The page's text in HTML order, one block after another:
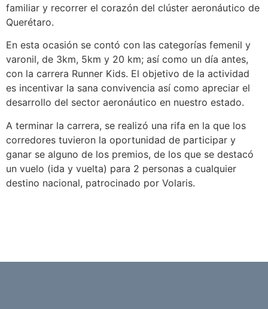
familiar y recorrer el corazón del clúster aeronáutico de
Querétaro.
En esta ocasión se contó con las categorías femenil y
varonil, de 3km, 5km y 20 km; así como un día antes,
con la carrera Runner Kids. El objetivo de la actividad
es incentivar la sana convivencia así como apreciar el
desarrollo del sector aeronáutico en nuestro estado.
A terminar la carrera, se realizó una rifa en la que los
corredores tuvieron la oportunidad de participar y
ganar se alguno de los premios, de los que se destacó
un vuelo (ida y vuelta) para 2 personas a cualquier
destino nacional, patrocinado por Volaris.